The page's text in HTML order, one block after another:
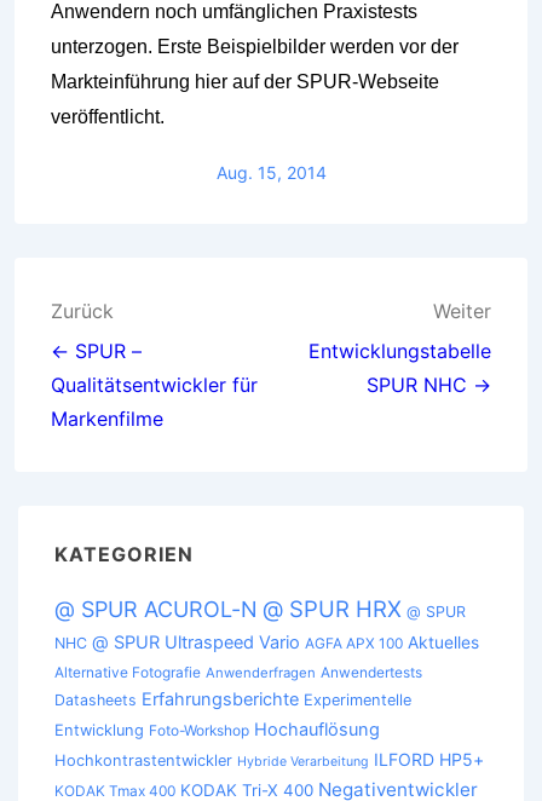
Anwendern noch umfänglichen Praxistests
unterzogen. Erste Beispielbilder werden vor der
Markteinführung hier auf der SPUR-Webseite
veröffentlicht.
Aug. 15, 2014
Beitragsnavigation
Zurück
← SPUR –
Qualitätsentwickler für
Markenfilme
Weiter
Entwicklungstabelle
SPUR NHC →
KATEGORIEN
@ SPUR ACUROL-N @ SPUR HRX @ SPUR
NHC @ SPUR Ultraspeed Vario AGFA APX 100 Aktuelles
Alternative Fotografie Anwenderfragen Anwendertests
Datasheets Erfahrungsberichte Experimentelle
Entwicklung Foto-Workshop Hochauflösung
Hochkontrastentwickler Hybride Verarbeitung ILFORD HP5+
KODAK Tmax 400 KODAK Tri-X 400 Negativentwickler